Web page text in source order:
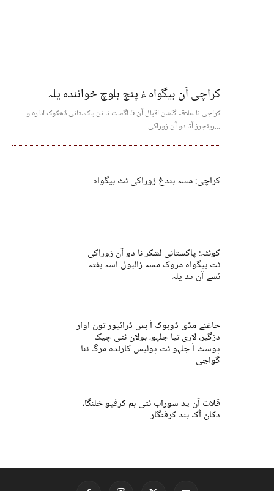
کراچی آن بیگواہ ءُ پنچ بلوچ خوانندہ یلہ
کراچی نا علاقہ گلشن اقبال آن 5 اگست نا نن پاکستانی ڈھکوک ادارہ و
رینجرز آتا دو آن زوراکی...
کراچی: مسہ بندغ زوراکی ئٹ بیگواہ
کوئٹہ: پاکستانی لشکر نا دو آن زوراکی
ئٹ بیگواہ مروک مسہ زالبول اسہ ہفتہ
ئسے آن پد یلہ
چاغئے مڈی ڈوہوک آ بس ڈرائیور تون اوار
دزگیر، لاری تیا جلہو، بولان ئٹی چیک
پوسٹ آ جلہو ئٹ پولیس کارندہ مرگ ئنا
گواچی
قلات آن پد سوراب ئٹی ہم کرفیو خلنگا،
دکان آک بند کرفنگار